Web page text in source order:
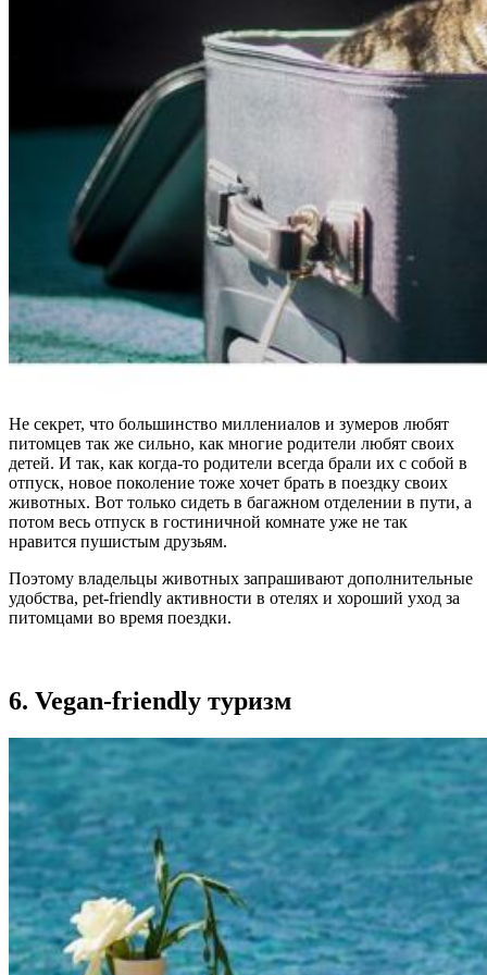
Не секрет, что большинство миллениалов и зумеров любят
питомцев так же сильно, как многие родители любят своих
детей. И так, как когда-то родители всегда брали их с собой в
отпуск, новое поколение тоже хочет брать в поездку своих
животных. Вот только сидеть в багажном отделении в пути, а
потом весь отпуск в гостиничной комнате уже не так
нравится пушистым друзьям.
Поэтому владельцы животных запрашивают дополнительные
удобства, pet-friendly активности в отелях и хороший уход за
питомцами во время поездки.
6. Vegan-friendly туризм